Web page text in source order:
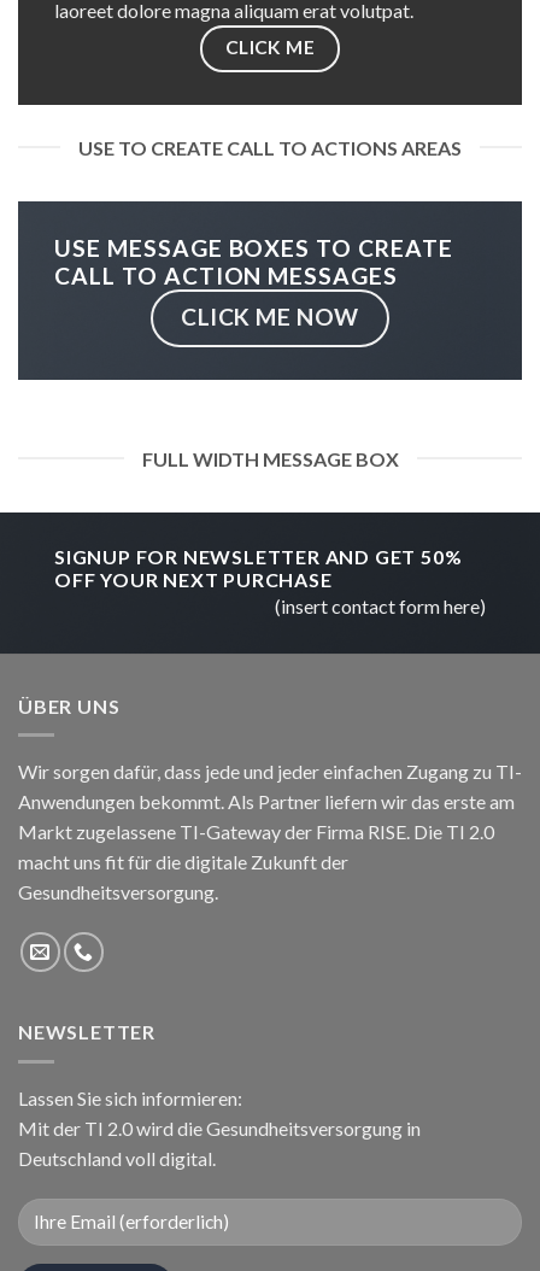
laoreet dolore magna aliquam erat volutpat.
CLICK ME
USE TO CREATE CALL TO ACTIONS AREAS
USE MESSAGE BOXES TO CREATE
CALL TO ACTION MESSAGES
CLICK ME NOW
FULL WIDTH MESSAGE BOX
SIGNUP FOR NEWSLETTER AND GET 50%
OFF YOUR NEXT PURCHASE
(insert contact form here)
ÜBER UNS
Wir sorgen dafür, dass jede und jeder einfachen Zugang zu TI-
Anwendungen bekommt. Als Partner liefern wir das erste am
Markt zugelassene TI-Gateway der Firma RISE. Die TI 2.0
macht uns fit für die digitale Zukunft der
Gesundheitsversorgung.
NEWSLETTER
Lassen Sie sich informieren:
Mit der TI 2.0 wird die Gesundheitsversorgung in
Deutschland voll digital.